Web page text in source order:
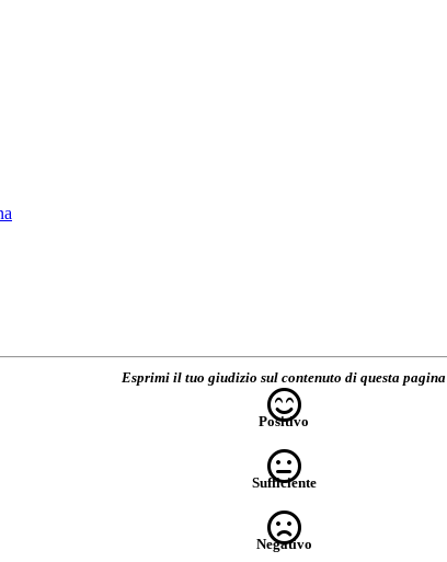
Esprimi il tuo giudizio sul contenuto di questa pagina
Positivo
Sufficiente
Negativo